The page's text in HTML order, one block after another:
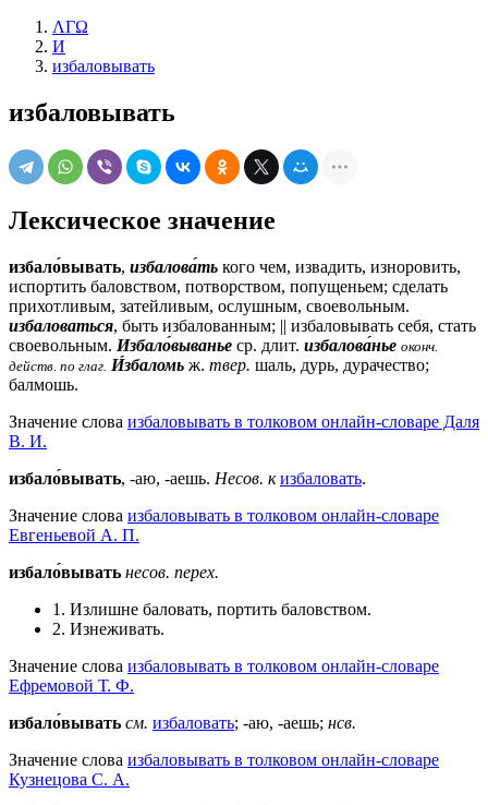
ΛΓΩ
И
избаловывать
избаловывать
Лексическое значение
избало́вывать, избалова́ть кого чем, извадить, изноровить,
испортить баловством, потворством, попущеньем; сделать
прихотливым, затейливым, ослушным, своевольным.
избаловаться, быть избалованным; || избаловывать себя, стать
своевольным. Избало́выванье ср. длит. избалова́нье оконч.
действ. по глаг. И́збаломь ж. твер. шаль, дурь, дурачество;
балмошь.
Значение слова избаловывать в толковом онлайн-словаре Даля
В. И.
избало́вывать, -аю, -аешь. Несов. к избаловать.
Значение слова избаловывать в толковом онлайн-словаре
Евгеньевой А. П.
избало́вывать несов. перех.
1. Излишне баловать, портить баловством.
2. Изнеживать.
Значение слова избаловывать в толковом онлайн-словаре
Ефремовой Т. Ф.
избало́вывать см. избаловать; -аю, -аешь; нсв.
Значение слова избаловывать в толковом онлайн-словаре
Кузнецова С. А.